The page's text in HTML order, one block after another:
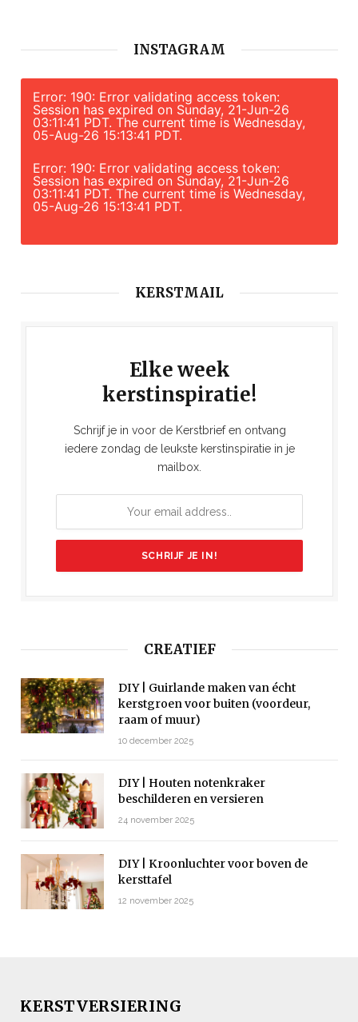
INSTAGRAM
Error: 190: Error validating access token:
Session has expired on Sunday, 21-Jun-26
03:11:41 PDT. The current time is Wednesday,
05-Aug-26 15:13:41 PDT.
Error: 190: Error validating access token:
Session has expired on Sunday, 21-Jun-26
03:11:41 PDT. The current time is Wednesday,
05-Aug-26 15:13:41 PDT.
KERSTMAIL
Elke week
kerstinspiratie!
Schrijf je in voor de Kerstbrief en ontvang
iedere zondag de leukste kerstinspiratie in je
mailbox.
CREATIEF
DIY | Guirlande maken van écht
kerstgroen voor buiten (voordeur,
raam of muur)
10 december 2025
DIY | Houten notenkraker
beschilderen en versieren
24 november 2025
DIY | Kroonluchter voor boven de
kersttafel
12 november 2025
KERSTVERSIERING